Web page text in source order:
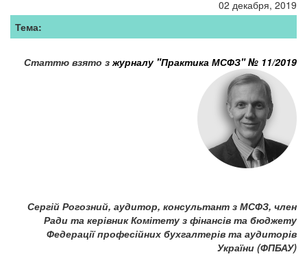
02 декабря, 2019
Тема:
Статтю взято зжурналу "Практика МСФЗ" № 11/2019
Сергій Рогозний, аудитор, консультант з МСФЗ, член
Ради та керівник Комітету з фінансів та бюджету
Федерації професійних бухгалтерів та аудиторів
України (ФПБАУ)